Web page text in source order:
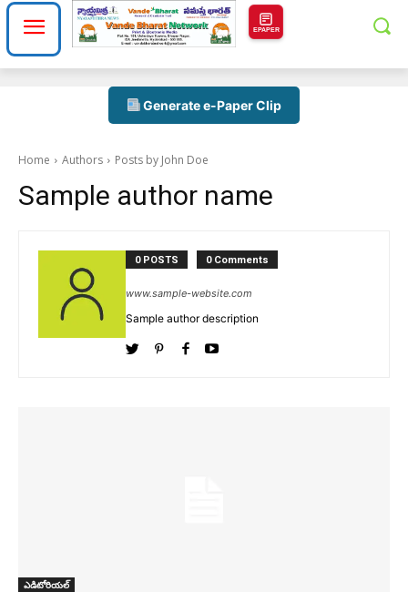
EPAPER
Generate e-Paper Clip
Home Authors Posts by John Doe
Sample author name
0 POSTS 0 Comments
www.sample-website.com
Sample author description
ఎడిటోరియల్